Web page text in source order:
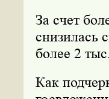
За счет
снизилась
более 2
Как